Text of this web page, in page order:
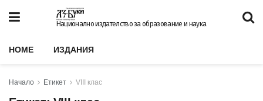
Национално издателство за образование и наука
HOME ИЗДАНИЯ
Начало Етикет VIII клас